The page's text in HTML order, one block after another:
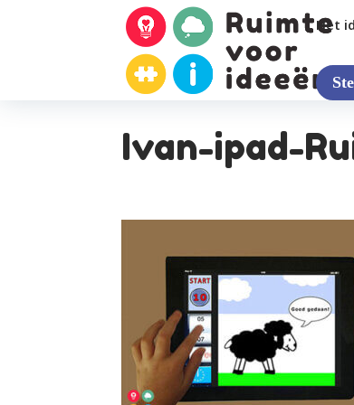
Het
Ivan-ipad-